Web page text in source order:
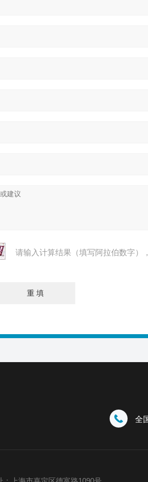
请输入计算结果（填写阿拉伯数字）
全